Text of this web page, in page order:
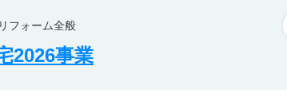
リフォーム全般
2026事業